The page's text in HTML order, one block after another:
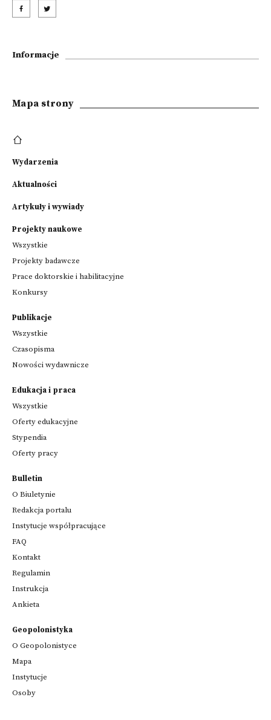
Informacje
Mapa strony
Wydarzenia
Aktualności
Artykuły i wywiady
Projekty naukowe
Wszystkie
Projekty badawcze
Prace doktorskie i habilitacyjne
Konkursy
Publikacje
Wszystkie
Czasopisma
Nowości wydawnicze
Edukacja i praca
Wszystkie
Oferty edukacyjne
Stypendia
Oferty pracy
Bulletin
O Biuletynie
Redakcja portalu
Instytucje współpracujące
FAQ
Kontakt
Regulamin
Instrukcja
Ankieta
Geopolonistyka
O Geopolonistyce
Mapa
Instytucje
Osoby